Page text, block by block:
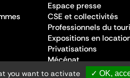
Espace presse
CSE et collectivités
Professionnels du
Expositions en
Privatisations
Mécénat
you want to activate ✓ OK,